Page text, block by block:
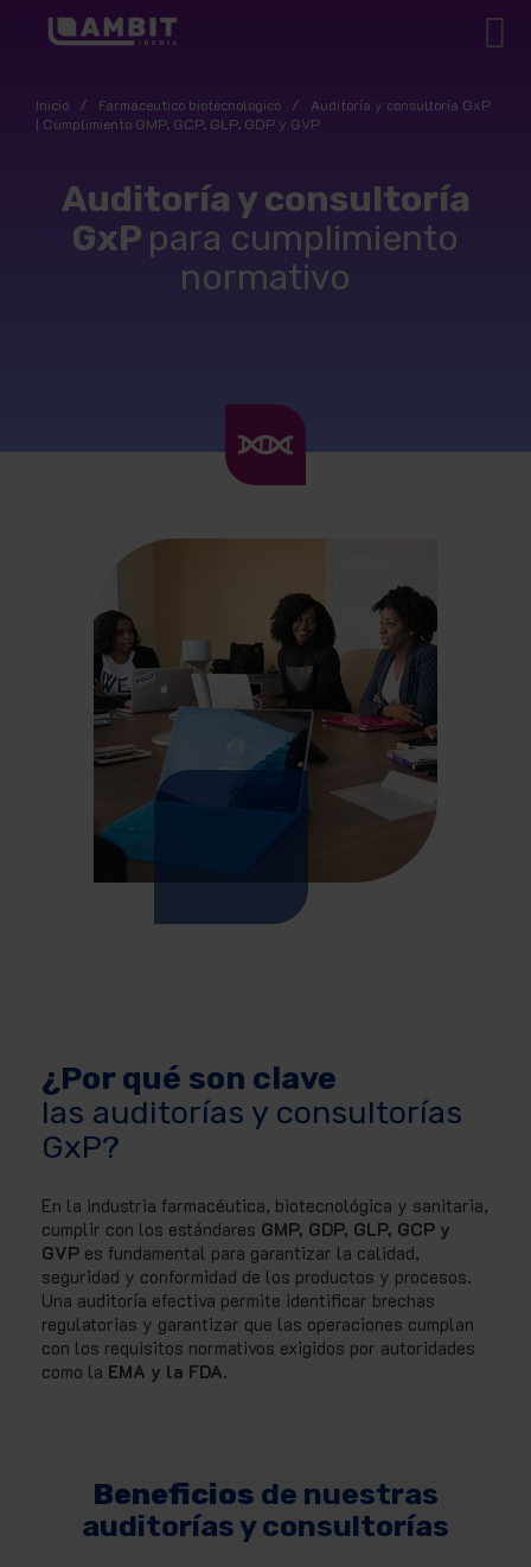
Inicio / Farmaceutico biotecnologico /
Auditoría y consultoría GxP
| Cumplimiento GMP, GCP, GLP, GDP y GVP
Auditoría y consultoría
GxP para cumplimiento
normativo
¿Por qué son clave
las auditorías y consultorías
GxP?
En la industria farmacéutica, biotecnológica y sanitaria,
cumplir con los estándares GMP, GDP, GLP, GCP y
GVP es fundamental para garantizar la calidad,
seguridad y conformidad de los productos y procesos.
Una auditoría efectiva permite identificar brechas
regulatorias y garantizar que las operaciones cumplan
con los requisitos normativos exigidos por autoridades
como la EMA y la FDA.
Beneficios de nuestras
auditorías y consultorías